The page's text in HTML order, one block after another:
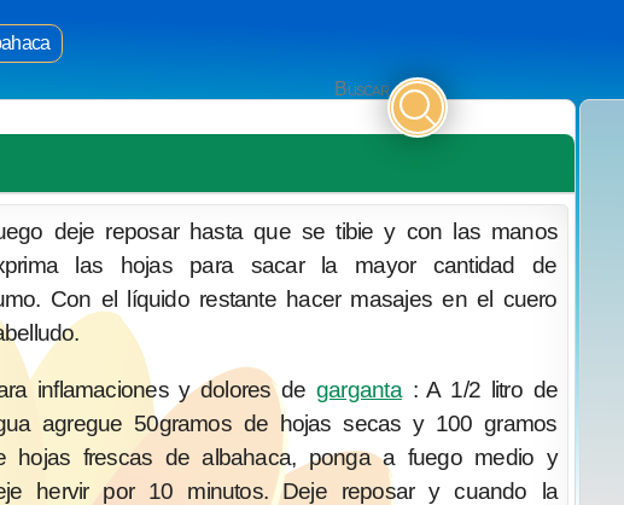
Buscar
deje reposar hasta que se tibie y con las manos
las hojas para sacar la mayor cantidad de
Con el líquido restante hacer masajes en el cuero
inflamaciones y dolores degarganta : A 1/2 litro de
agregue 50gramos de hojas secas y 100 gramos
hojas frescas de albahaca, ponga a fuego medio y
hervir por 10 minutos. Deje reposar y cuando la